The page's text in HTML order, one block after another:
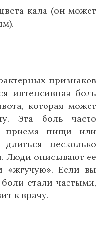
кала (он может
признаков
интенсивная боль
которая может
Эта боль часто
приема пищи или
несколько
Люди описывают ее
«жгучую». Если вы
стали частыми,
к врачу.